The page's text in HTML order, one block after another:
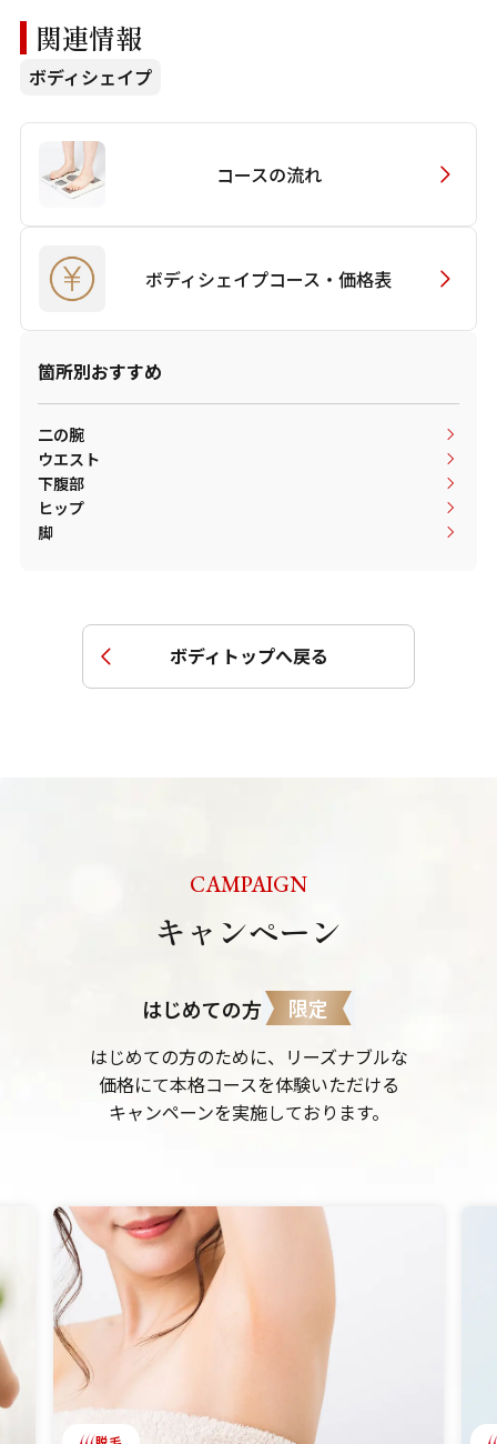
関連情報
ボディシェイプ
コースの流れ
ボディシェイプコース・ 価格表
箇所別おすすめ
二の腕
ウエスト
下腹部
ヒップ
脚
ボディトップへ戻る
CAMPAIGN
キャンペーン
はじめての方 限定
はじめての方のために、リーズナブルな
価格にて本格コースを体験いただける
キャンペーンを実施しております。